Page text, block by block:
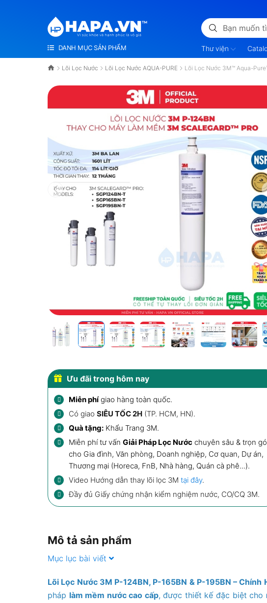
Bạn muốn
DANH MỤC SẢN PHẨM Thư viện
Lõi Lọc Nước Lõi Lọc Nước AQUA-PURE Lõi Lọc Nước 3M™ Aqua-
Ưu đãi trong hôm nay
Miễn phígiao hàng toàn quốc.
Có giao SIÊU TỐC 2H (TP. HCM, HN).
Quà tặng: Khẩu Trang 3M.
Miễn phí tư vấn Giải Pháp Lọc Nước chuyên sâu & trọn
cho Gia đình, Văn phòng, Doanh nghiệp, Cơ quan, Dự án,
Thương mại (Horeca, FnB, Nhà hàng, Quán cà phê...).
Video Hướng dẫn thay lõi lọc 3M tại đây.
Đầy đủ Giấy chứng nhận kiểm nghiệm nước, CO/CQ 3M.
Mô tả sản phẩm
Mục lục bài viết
Lõi Lọc Nước 3M P-124BN, P-165BN & P-195BN – Chính
pháp làm mềm nước cao cấp, được thiết kế đặc biệt cho